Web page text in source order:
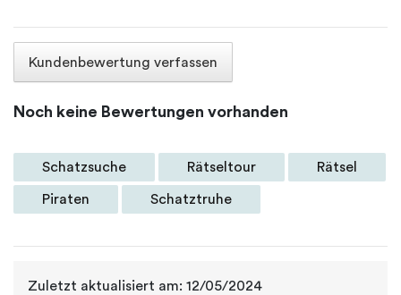
Kundenbewertung verfassen
Noch keine Bewertungen vorhanden
Schatzsuche Rätseltour Rätsel
Piraten Schatztruhe
Zuletzt aktualisiert am: 12/05/2024